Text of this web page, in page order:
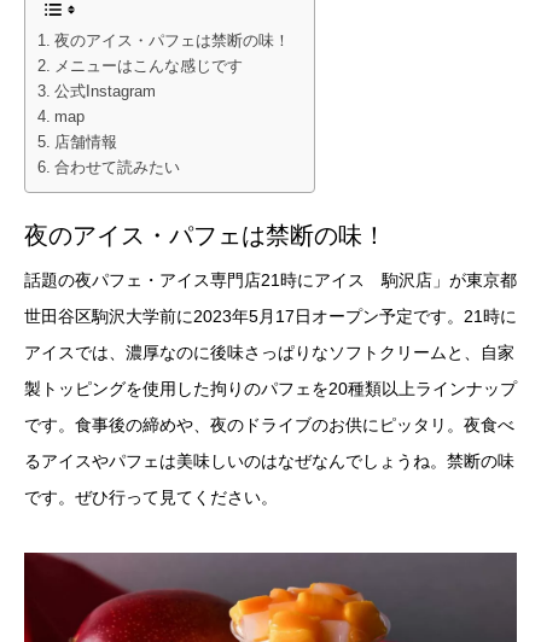
夜のアイス・パフェは禁断の味！
メニューはこんな感じです
公式Instagram
map
店舗情報
合わせて読みたい
夜のアイス・パフェは禁断の味！
話題の夜パフェ・アイス専門店21時にアイス 駒沢店」が東京都
世田谷区駒沢大学前に2023年5月17日オープン予定です。21時に
アイスでは、濃厚なのに後味さっぱりなソフトクリームと、自家
製トッピングを使用した拘りのパフェを20種類以上ラインナップ
です。食事後の締めや、夜のドライブのお供にピッタリ。夜食べ
るアイスやパフェは美味しいのはなぜなんでしょうね。禁断の味
です。ぜひ行って見てください。